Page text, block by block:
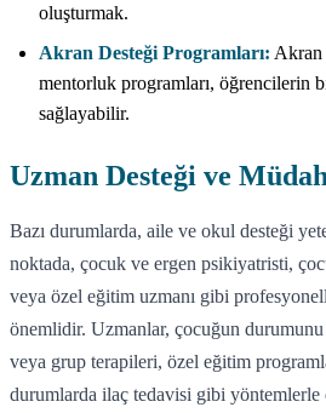
oluşturmak.
Akran Desteği Programları: Akran
mentorluk programları, öğrencilerin
sağlayabilir.
Uzman Desteği ve
Bazı durumlarda, aile ve okul desteği
noktada, çocuk ve ergen psikiyatristi,
veya özel eğitim uzmanı gibi
önemlidir. Uzmanlar, çocuğun
veya grup terapileri, özel eğitim
durumlarda ilaç tedavisi gibi yöntemlerle